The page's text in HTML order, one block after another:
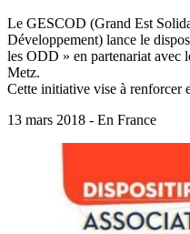
Le GESCOD (Grand Est
Développement) lance le
les ODD » en partenariat avec
Metz.
Cette initiative vise à
13 mars 2018 - En France